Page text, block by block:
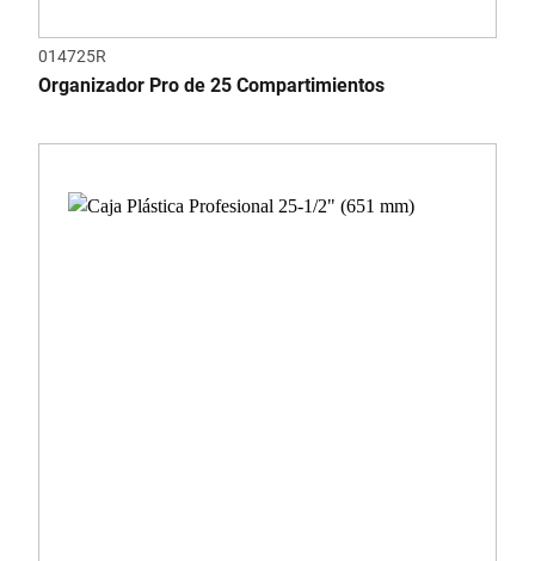
014725R
Organizador Pro de 25 Compartimientos